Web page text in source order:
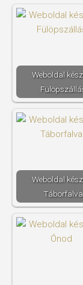
Weboldal
Weboldal
Táborfalva